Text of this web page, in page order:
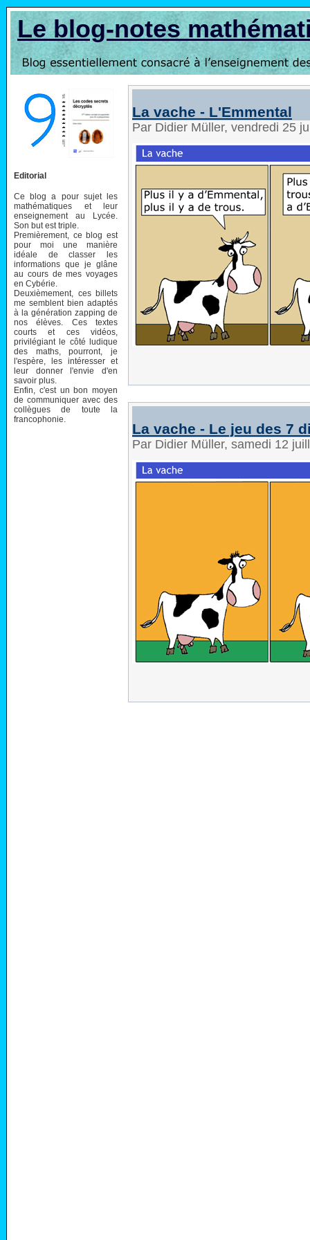
Le blog-notes
Editorial
Ce blog a pour sujet les
mathématiques et leur
enseignement au Lycée.
Son but est triple.
Premièrement, ce blog est
pour moi une manière
idéale de classer les
informations que je glâne
au cours de mes voyages
en Cybérie.
Deuxièmement, ces billets
me semblent bien adaptés
à la génération zapping de
nos élèves. Ces textes
courts et ces vidéos,
privilégiant le côté ludique
des maths, pourront, je
l'espère, les intéresser et
leur donner l'envie d'en
savoir plus.
Enfin, c'est un bon moyen
de communiquer avec des
collègues de toute la
francophonie.
La vache - L'Emmental
Par Didier Müller, vendredi 25
La vache - Le jeu des 7
Par Didier Müller, samedi 12